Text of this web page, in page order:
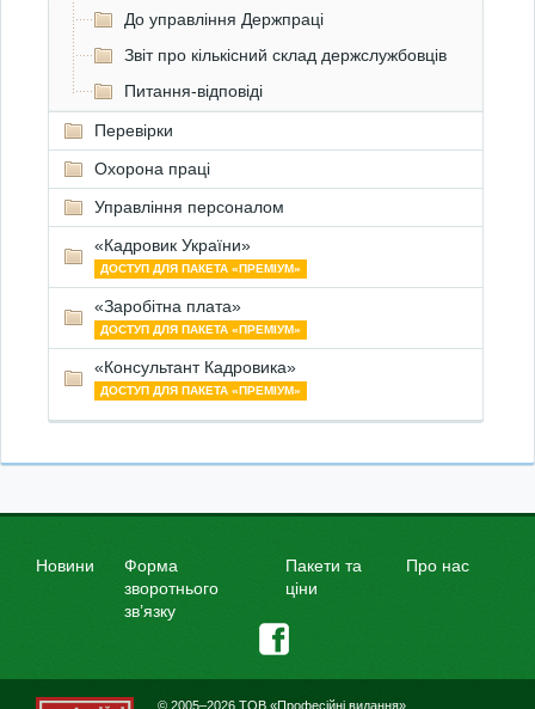
До управління Держпраці
Звіт про кількісний склад держслужбовців
Питання-відповіді
Перевірки
Охорона праці
Управління персоналом
«Кадровик України»
ДОСТУП ДЛЯ ПАКЕТА «ПРЕМІУМ»
«Заробітна плата»
ДОСТУП ДЛЯ ПАКЕТА «ПРЕМІУМ»
«Консультант Кадровика»
ДОСТУП ДЛЯ ПАКЕТА «ПРЕМІУМ»
Новини
Форма
зворотнього
зв’язку
Пакети та
ціни
Про нас
© 2005–2026 ТОВ «Професійні видання»